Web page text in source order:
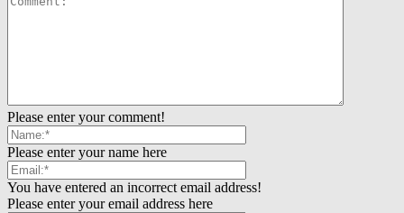
Please enter your comment!
Please enter your name here
You have entered an incorrect email address!
Please enter your email address here